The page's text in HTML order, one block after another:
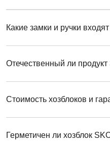
Какие замки и ручки
Отечественный ли
Стоимость хозблоков и
Герметичен ли хозблок